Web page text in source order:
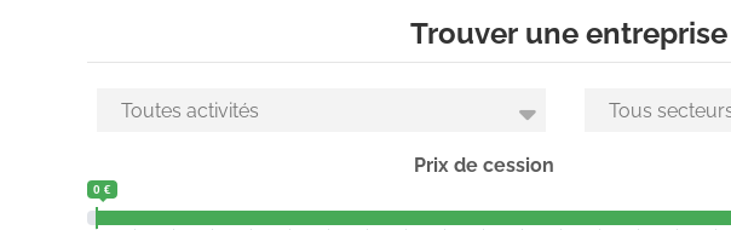
Trouver une entreprise
Prix de cession
0 €